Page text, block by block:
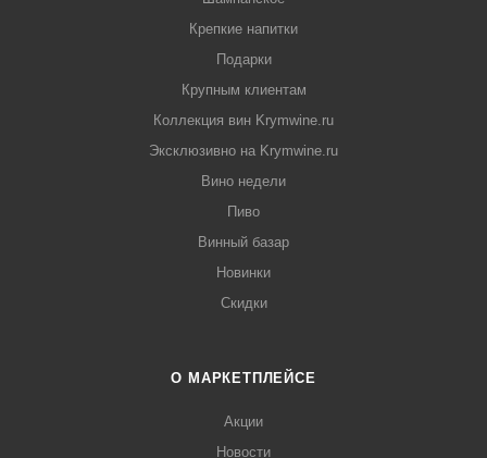
Крепкие напитки
Подарки
Крупным клиентам
Коллекция вин Krymwine.ru
Эксклюзивно на Krymwine.ru
Вино недели
Пиво
Винный базар
Новинки
Скидки
О МАРКЕТПЛЕЙСЕ
Акции
Новости